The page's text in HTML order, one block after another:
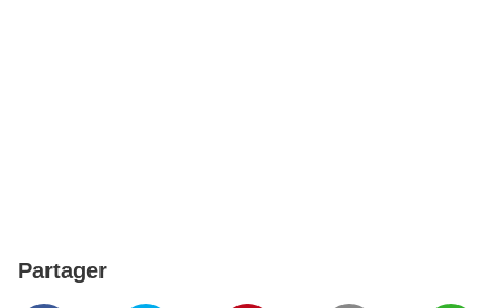
Partager